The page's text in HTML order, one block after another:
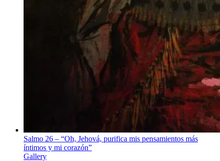
Salmo 26 – “Oh, Jehová, purifica mis pensamientos más
íntimos y mi corazón”
Gallery